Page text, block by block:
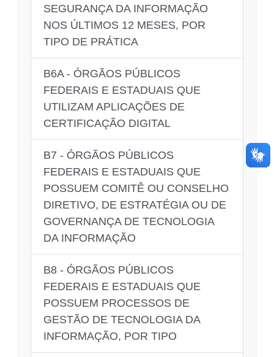
SEGURANÇA DA INFORMAÇÃO
NOS ÚLTIMOS 12 MESES, POR
TIPO DE PRÁTICA
B6A - ÓRGÃOS PÚBLICOS
FEDERAIS E ESTADUAIS QUE
UTILIZAM APLICAÇÕES DE
CERTIFICAÇÃO DIGITAL
B7 - ÓRGÃOS PÚBLICOS
FEDERAIS E ESTADUAIS QUE
POSSUEM COMITÊ OU CONSELHO
DIRETIVO, DE ESTRATÉGIA OU DE
GOVERNANÇA DE TECNOLOGIA
DA INFORMAÇÃO
B8 - ÓRGÃOS PÚBLICOS
FEDERAIS E ESTADUAIS QUE
POSSUEM PROCESSOS DE
GESTÃO DE TECNOLOGIA DA
INFORMAÇÃO, POR TIPO